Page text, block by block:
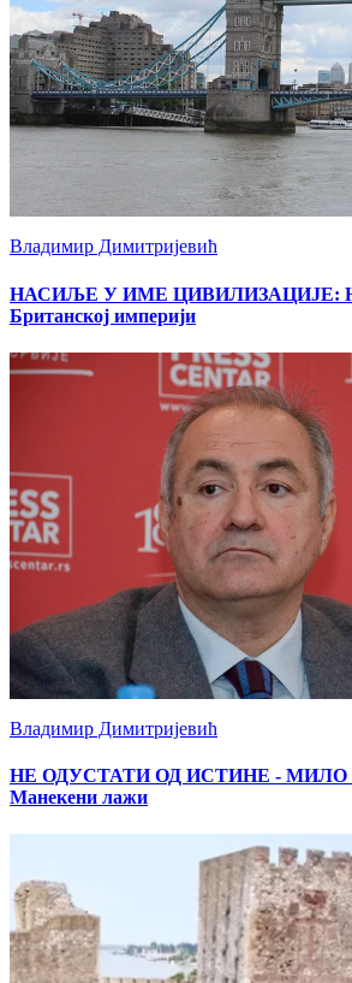
Владимир Димитријевић
НАСИЉЕ У ИМЕ ЦИВИЛИЗАЦИЈЕ:
Британској империји
Владимир Димитријевић
НЕ ОДУСТАТИ ОД ИСТИНЕ -
Maнекени лажи